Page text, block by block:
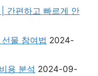
간편하고 빠르게 안
물 참여법 2024-
용 분석 2024-09-